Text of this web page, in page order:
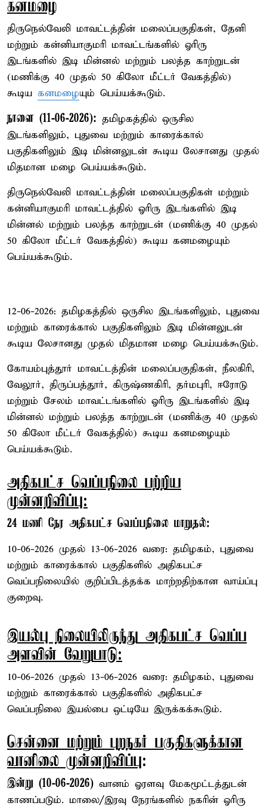
கனமழை
திருநெல்வேலி மாவட்டத்தின் மலைப்பகுதிகள், தேனி
மற்றும் கன்னியாகுமரி மாவட்டங்களில் ஓரிரு
இடங்களில் இடி மின்னல் மற்றும் பலத்த காற்றுடன்
(மணிக்கு 40 முதல் 50 கிலோ மீட்டர் வேகத்தில்)
கூடிய கனமழையும் பெய்யக்கூடும்.
நாளை (11-06-2026): தமிழகத்தில் ஒருசில
இடங்களிலும், புதுவை மற்றும் காரைக்கால்
பகுதிகளிலும் இடி மின்னலுடன் கூடிய லேசானது முதல்
மிதமான மழை பெய்யக்கூடும்.
திருநெல்வேலி மாவட்டத்தின் மலைப்பகுதிகள் மற்றும்
கன்னியாகுமரி மாவட்டத்தில் ஓரிரு இடங்களில் இடி
மின்னல் மற்றும் பலத்த காற்றுடன் (மணிக்கு 40 முதல்
50 கிலோ மீட்டர் வேகத்தில்) கூடிய கனமழையும்
பெய்யக்கூடும்.
12-06-2026: தமிழகத்தில் ஒருசில இடங்களிலும், புதுவை
மற்றும் காரைக்கால் பகுதிகளிலும் இடி மின்னலுடன்
கூடிய லேசானது முதல் மிதமான மழை பெய்யக்கூடும்.
கோயம்புத்தூர் மாவட்டத்தின் மலைப்பகுதிகள், நீலகிரி,
வேலூர், திருப்பத்தூர், கிருஷ்ணகிரி, தர்மபுரி, ஈரோடு
மற்றும் சேலம் மாவட்டங்களில் ஓரிரு இடங்களில் இடி
மின்னல் மற்றும் பலத்த காற்றுடன் (மணிக்கு 40 முதல்
50 கிலோ மீட்டர் வேகத்தில்) கூடிய கனமழையும்
பெய்யக்கூடும்.
அதிகபட்ச வெப்பநிலை பற்றிய
முன்னறிவிப்பு:
24 மணி நேர அதிகபட்ச வெப்பநிலை மாறுதல்:
10-06-2026 முதல் 13-06-2026 வரை: தமிழகம், புதுவை
மற்றும் காரைக்கால் பகுதிகளில் அதிகபட்ச
வெப்பநிலையில் குறிப்பிடத்தக்க மாற்றதிற்கான வாய்ப்பு
குறைவு.
இயல்பு நிலையிலிருந்து அதிகபட்ச வெப்ப
அளவின் வேறுபாடு:
10-06-2026 முதல் 13-06-2026 வரை: தமிழகம், புதுவை
மற்றும் காரைக்கால் பகுதிகளில் அதிகபட்ச
வெப்பநிலை இயல்பை ஒட்டியே இருக்கக்கூடும்.
சென்னை மற்றும் புறநகர் பகுதிகளுக்கான
வானிலை முன்னறிவிப்பு:
இன்று (10-06-2026) வானம் ஓரளவு மேகமூட்டத்துடன்
காணப்படும். மாலை/இரவு நேரங்களில் நகரின் ஓரிரு